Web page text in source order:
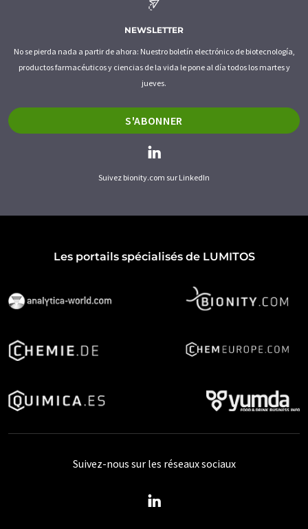
NEWSLETTER
No se pierda nada a partir de ahora: Nuestro boletín electrónico de biotecnología,
productos farmacéuticos y ciencias de la vida le pone al día todos los martes y
jueves.
S'ABONNER
Suivez bionity.com sur LinkedIn
Les portails spécialisés de LUMITOS
Suivez-nous sur les réseaux sociaux